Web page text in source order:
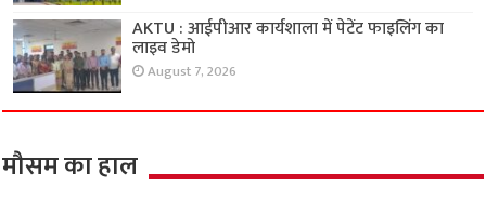
AKTU : आईपीआर कार्यशाला में पेटेंट फाइलिंग का
लाइव डेमो
August 7, 2026
मौसम का हाल